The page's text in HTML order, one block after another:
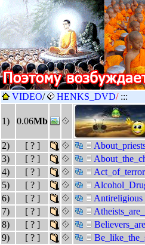
VIDEO/ HENKS_DVD/:::
1) 0.06Mb
2) [ ? ]
3)
[ ? ]
4)
[ ? ]
5)
[ ? ]
6)
[ ? ] Antireligious
7)
[ ? ]
8)
[ ? ]
9)
[ ? ]